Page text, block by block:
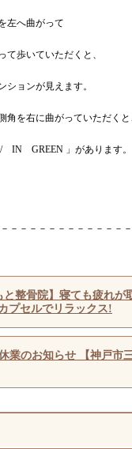
左へ曲がって
歩いていただくと、
ョンが見えます。
を右に曲がっていただくと
GREEN 」があります。
－－－－－－－－－－－－
と整骨院】寝ても疲れが
プセルでリラックス!
業のお知らせ 【神戸市